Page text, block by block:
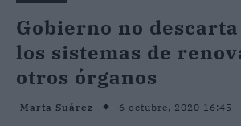
Gobierno no
los sistemas de
otros órganos
Marta Suárez 6 octubre, 2020 16:45